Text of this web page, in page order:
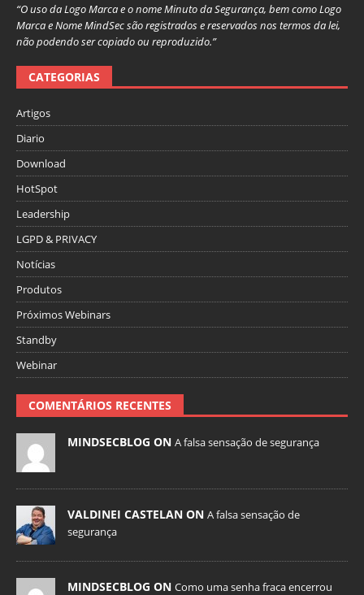
“O uso da Logo Marca e o nome Minuto da Segurança, bem como Logo
Marca e Nome MindSec são registrados e reservados nos termos da lei,
não podendo ser copiado ou reproduzido.”
CATEGORIAS
Artigos
Diario
Download
HotSpot
Leadership
LGPD & PRIVACY
Notícias
Produtos
Próximos Webinars
Standby
Webinar
COMENTÁRIOS RECENTES
MINDSECBLOG ON A falsa sensação de segurança
VALDINEI CASTELAN ON A falsa sensação de
segurança
MINDSECBLOG ON Como uma senha fraca encerrou